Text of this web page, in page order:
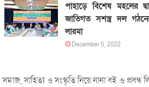
পাহাড়ে বিশেষ মহলের
জাতিগত সশস্ত্র দল
লারমা
December 5, 2022
সাহিত্য ও সংস্কৃতি নিয়ে নানা বই ও প্রবন্ধ